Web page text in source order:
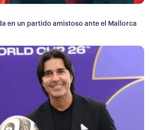
en un partido amistoso ante el Mallorca